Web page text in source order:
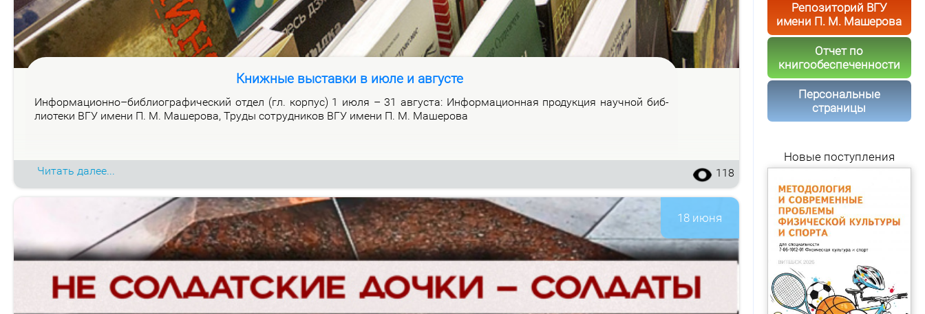
Книжные выставки в июле и августе
Ин­фор­ма­ци­он­но–биб­лио­гра­фи­че­ский от­дел (гл. кор­пус) 1 июля – 31 ав­гу­ста: Ин­фор­ма­ци­он­ная про­дук­ция на­уч­ной биб­
лио­те­ки ВГУ име­ни П. М. Ма­ше­ро­ва, Тру­ды со­труд­ни­ков ВГУ име­ни П. М. Ма­ше­ро­ва
Читать далее... 118
18 июня
Репозиторий ВГУ
имени П. М. Машерова
Отчет по
книгообеспеченности
Персональные
страницы
Новые поступления